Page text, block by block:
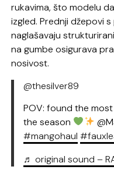
rukavima, što modelu
izgled. Prednji džepovi
naglašavaju
na gumbe osigurava
nosivost.
@thesilver89
POV: found the
the season
#mangohaul
♬ original sound –